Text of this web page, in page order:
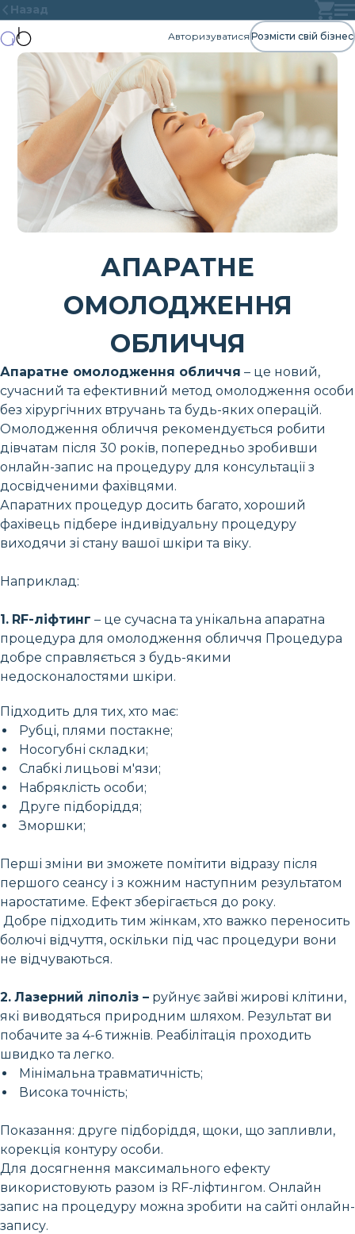
Назад
Авторизуватися Розмісти свій бізнес
АПАРАТНЕ
ОМОЛОДЖЕННЯ
ОБЛИЧЧЯ
Апаратне омолодження обличчя – це новий,
сучасний та ефективний метод омолодження особи
без хірургічних втручань та будь-яких операцій.
Омолодження обличчя рекомендується робити
дівчатам після 30 років, попередньо зробивши
онлайн-запис на процедуру для консультації з
досвідченими фахівцями.
Апаратних процедур досить багато, хороший
фахівець підбере індивідуальну процедуру
виходячи зі стану вашої шкіри та віку.
Наприклад:
1. RF-ліфтинг – це сучасна та унікальна апаратна
процедура для омолодження обличчя Процедура
добре справляється з будь-якими
недосконалостями шкіри.
Підходить для тих, хто має:
Рубці, плями постакне;
Носогубні складки;
Слабкі лицьові м'язи;
Набряклість особи;
Друге підборіддя;
Зморшки;
Перші зміни ви зможете помітити відразу після
першого сеансу і з кожним наступним результатом
наростатиме. Ефект зберігається до року.
Добре підходить тим жінкам, хто важко переносить
болючі відчуття, оскільки під час процедури вони
не відчуваються.
2. Лазерний ліполіз – руйнує зайві жирові клітини,
які виводяться природним шляхом. Результат ви
побачите за 4-6 тижнів. Реабілітація проходить
швидко та легко.
Мінімальна травматичність;
Висока точність;
Показання: друге підборіддя, щоки, що запливли,
корекція контуру особи.
Для досягнення максимального ефекту
використовують разом із RF-ліфтингом. Онлайн
запис на процедуру можна зробити на сайті онлайн-
запису.